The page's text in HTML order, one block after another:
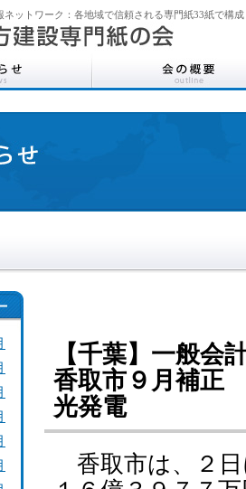
ネットワーク：各地域で信頼される専門紙33紙で構成
【千葉】一般会
香取市９月補正
光発電
香取市は、２日